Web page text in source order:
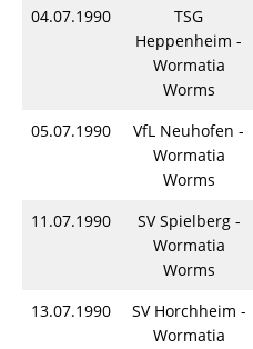
04.07.1990
TSG
Heppenheim -
Wormatia
Worms
05.07.1990
VfL Neuhofen -
Wormatia
Worms
11.07.1990
SV Spielberg -
Wormatia
Worms
13.07.1990
SV Horchheim -
Wormatia